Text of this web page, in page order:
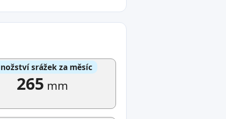
srážek za měsíc
265 mm